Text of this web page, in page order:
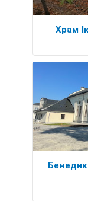
Храм